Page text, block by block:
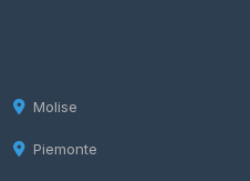
Molise
Piemonte